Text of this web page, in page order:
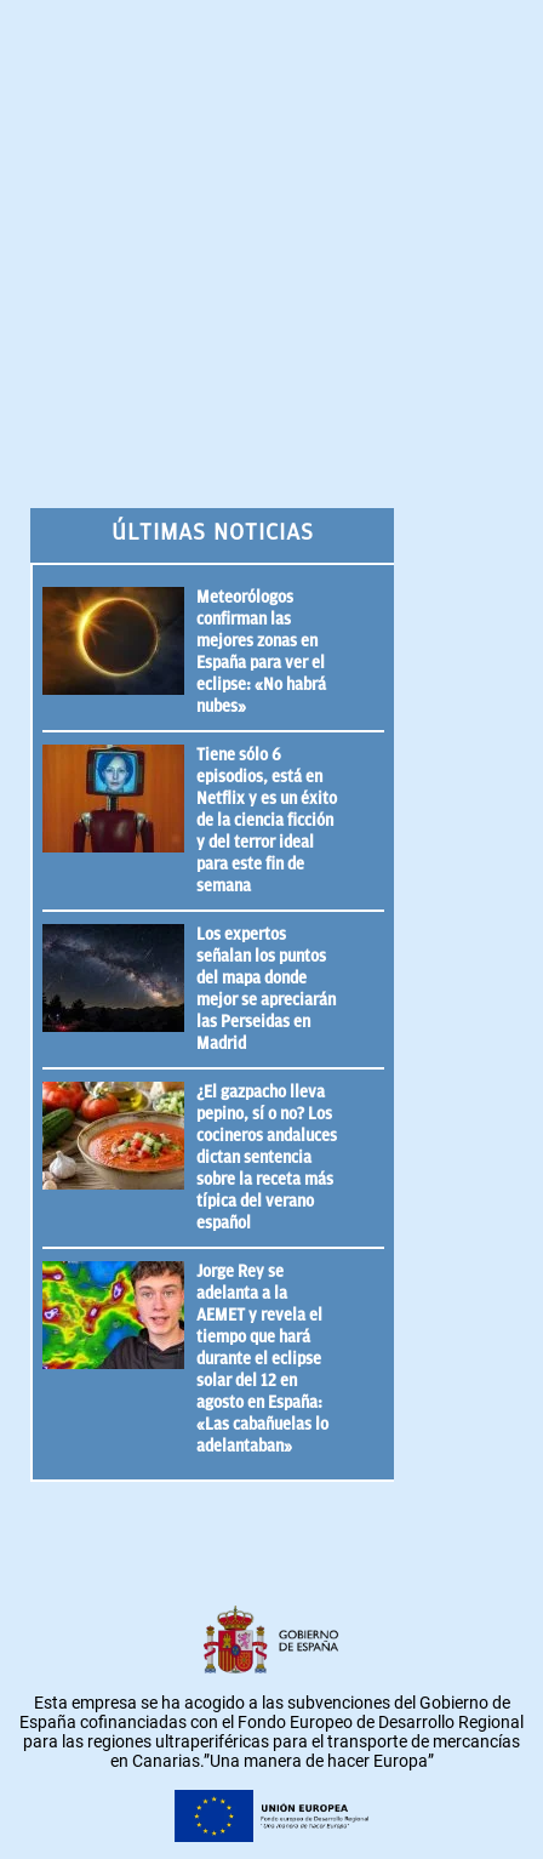
ÚLTIMAS NOTICIAS
Meteorólogos
confirman las
mejores zonas en
España para ver el
eclipse: «No habrá
nubes»
Tiene sólo 6
episodios, está en
Netflix y es un éxito
de la ciencia ficción
y del terror ideal
para este fin de
semana
Los expertos
señalan los puntos
del mapa donde
mejor se apreciarán
las Perseidas en
Madrid
¿El gazpacho lleva
pepino, sí o no? Los
cocineros andaluces
dictan sentencia
sobre la receta más
típica del verano
español
Jorge Rey se
adelanta a la
AEMET y revela el
tiempo que hará
durante el eclipse
solar del 12 en
agosto en España:
«Las cabañuelas lo
adelantaban»
Esta empresa se ha acogido a las subvenciones del Gobierno de
España cofinanciadas con el Fondo Europeo de Desarrollo Regional
para las regiones ultraperiféricas para el transporte de mercancías
en Canarias.”Una manera de hacer Europa”